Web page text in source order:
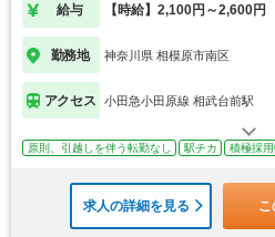
給与 【時給】2,100円～2,600円
勤務地 神奈川県 相模原市南区
アクセス 小田急小田原線 相武台前駅
原則、引越しを伴う転勤なし 駅チカ 積極採用
求人の詳細を見る こ